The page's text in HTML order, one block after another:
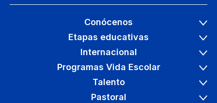
Conócenos
Etapas educativas
Internacional
Programas Vida Escolar
Talento
Pastoral